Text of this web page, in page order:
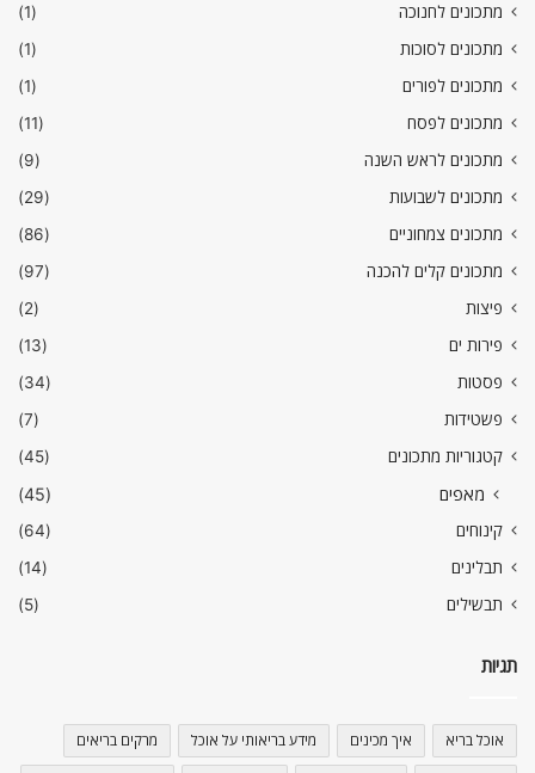
מתכונים לחנוכה
(1)
מתכונים לסוכות
(1)
מתכונים לפורים
(1)
מתכונים לפסח
(11)
מתכונים לראש השנה
(9)
מתכונים לשבועות
(29)
מתכונים צמחוניים
(86)
מתכונים קלים להכנה
(97)
פיצות
(2)
פירות ים
(13)
פסטות
(34)
פשטידות
(7)
קטגוריות מתכונים
(45)
מאפים (45)
קינוחים
(64)
תבלינים
(14)
תבשילים
(5)
תגיות
אוכל בריא איך מכינים מידע בריאותי על אוכל מרקים בריאים